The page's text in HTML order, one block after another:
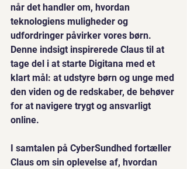
når det handler om, hvordan
teknologiens muligheder og
udfordringer påvirker vores børn.
Denne indsigt inspirerede Claus til at
tage del i at starte Digitana med et
klart mål: at udstyre børn og unge med
den viden og de redskaber, de behøver
for at navigere trygt og ansvarligt
online.
I samtalen på CyberSundhed fortæller
Claus om sin oplevelse af, hvordan